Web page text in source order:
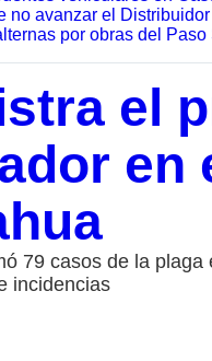
no avanzar el
por obras del
el
en
79 casos de la
incidencias